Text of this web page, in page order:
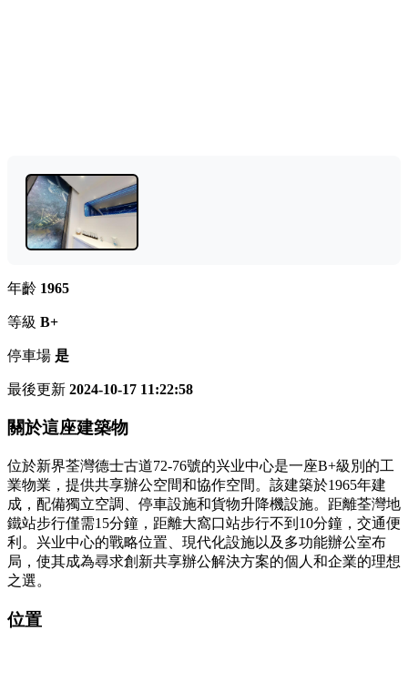
年齡 1965
等級 B+
停車場 是
最後更新 2024-10-17 11:22:58
關於這座建築物
位於新界荃灣德士古道72-76號的兴业中心是一座B+級別的工
業物業，提供共享辦公空間和協作空間。該建築於1965年建
成，配備獨立空調、停車設施和貨物升降機設施。距離荃灣地
鐵站步行僅需15分鐘，距離大窩口站步行不到10分鐘，交通便
利。兴业中心的戰略位置、現代化設施以及多功能辦公室布
局，使其成為尋求創新共享辦公解決方案的個人和企業的理想
之選。
位置